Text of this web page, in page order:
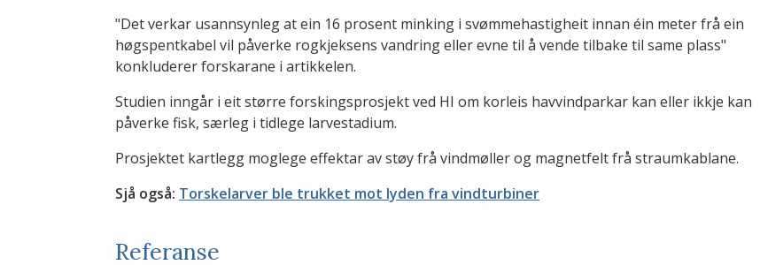
"Det verkar usannsynleg at ein 16 prosent minking i svømmehastigheit innan éin meter frå ein
høgspentkabel vil påverke rogkjeksens vandring eller evne til å vende tilbake til same plass"
konkluderer forskarane i artikkelen.
Studien inngår i eit større forskingsprosjekt ved HI om korleis havvindparkar kan eller ikkje kan
påverke fisk, særleg i tidlege larvestadium.
Prosjektet kartlegg moglege effektar av støy frå vindmøller og magnetfelt frå straumkablane.
Sjå også: Torskelarver ble trukket mot lyden fra vindturbiner
Referanse